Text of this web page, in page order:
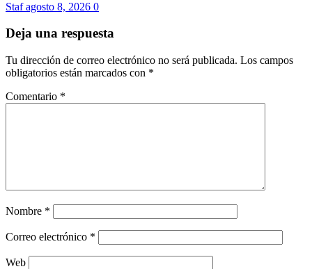
Stafagosto 8, 2026 0
Deja una respuesta
Tu dirección de correo electrónico no será publicada. Los campos
obligatorios están marcados con *
Comentario *
Nombre *
Correo electrónico *
Web